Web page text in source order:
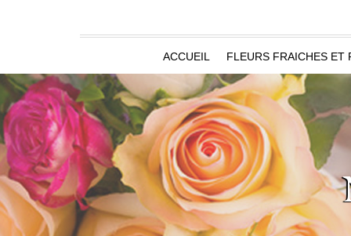
ACCUEIL FLEURS FRAICHES ET